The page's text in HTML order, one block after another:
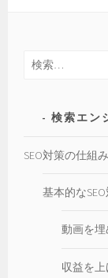
製
検
検索エン
SEO対策の仕組
基本的な
動画を
収益を